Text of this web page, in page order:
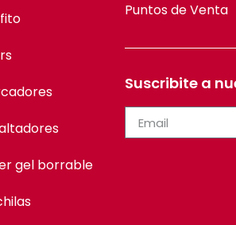
gel borrable
Puntos de Venta
Suscribite a